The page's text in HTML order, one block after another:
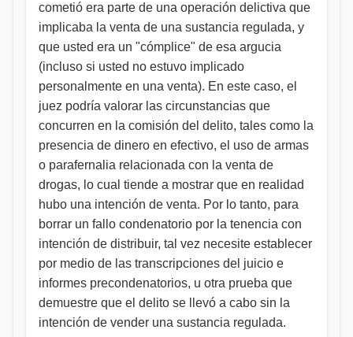
cometió era parte de una operación delictiva que
implicaba la venta de una sustancia regulada, y
que usted era un "cómplice" de esa argucia
(incluso si usted no estuvo implicado
personalmente en una venta). En este caso, el
juez podría valorar las circunstancias que
concurren en la comisión del delito, tales como la
presencia de dinero en efectivo, el uso de armas
o parafernalia relacionada con la venta de
drogas, lo cual tiende a mostrar que en realidad
hubo una intención de venta. Por lo tanto, para
borrar un fallo condenatorio por la tenencia con
intención de distribuir, tal vez necesite establecer
por medio de las transcripciones del juicio e
informes precondenatorios, u otra prueba que
demuestre que el delito se llevó a cabo sin la
intención de vender una sustancia regulada.